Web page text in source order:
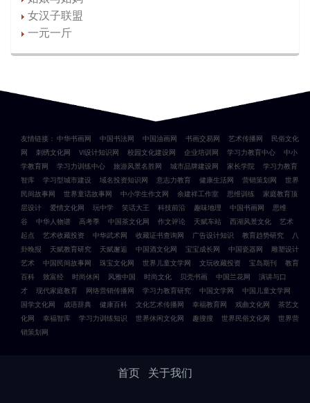
女汉子联盟
一元一斤
友情链接： 中华书画网 中国书法网 中国油画网 书画交易网 艺术传播网
民俗文化
网
刺绣文化网 VI设计知识网 校园文化建设网 企业培训网 学习力教育中心
中小
学教育网
学习力训练中心 旅游风景名胜网 城市品牌建设网 家长学院
学习力教育
智库
学习型城市建设 域名投资知识网 意志力教育 健康生活网 营销策划网
世界
民间故事网
世界童话故事网 中小学生作文网 余建祥工作室 思维训练
家庭教育顶
层设计
爱情文化网 玩中学 笑话大王 科技前沿 趣味地理 中国书画网
思维
谷
中华人物谱 高考季 中国茶文化网 作文评论 天赋车站 西湖风景文化
艺术
起点
艺术收藏投资 中华武术网 收藏证书查询网 广告设计知识 教育趋势研究
八
卦晚报
天赋教育研究 天赋邂逅 中国酒文化网 宝宝成长网 中国瓷器网
雕塑设计
艺术
中国民间故事网 珠宝文化网 世界儿童文学网 文玩收藏投资 宝岛期刊
教育
百科
致富经 时尚休闲 风雅中国 时尚文化 贝壳书画 中国兰花网
演讲与口
才
现代家庭教育 网络营销传播网 学习力教育研究 中国文学网
中国儿童文学网
国学文化网
成语辞典 健康百科 文化艺术传播网 幸福教育网 戏曲文化网
茶艺文
化网
幸福智库 学习力训练知识 世界休闲文化网 趣搜搜 世界民俗文化网
世界营
销策划网
首页 关于我们